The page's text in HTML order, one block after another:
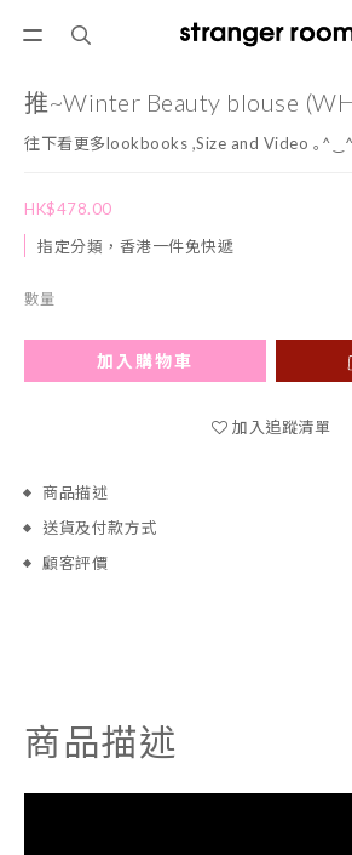
推~Winter Beauty blouse
往下看更多lookbooks ,Size and Video ｡
HK$478.00
指定分類，香港一件免快遞
數量
加入購物車
加入追蹤清單
商品描述
送貨及付款方式
顧客評價
商品描述